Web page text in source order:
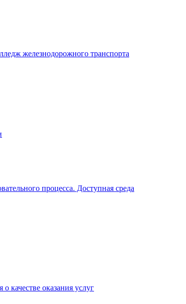
железнодорожного транспорта
процесса. Доступная среда
качестве оказания услуг